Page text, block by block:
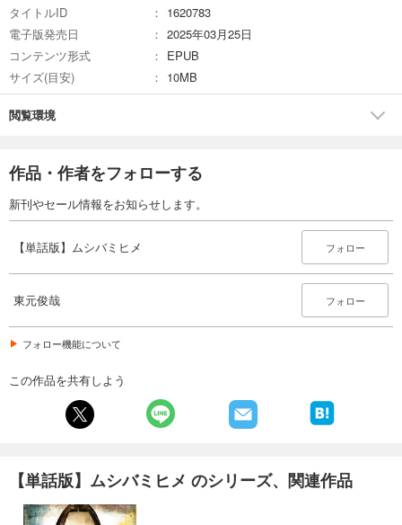
あらすじを表示する
【単話版】ムシバミヒメ 第27話
【単話版】ムシバミヒメ 第28話
110円 (税込)
試し読み
あらすじを表示する
132円 (税込)
あらすじを表示する
【単話版】ムシバミヒメ 第30話
タイトルID
1620783
電子版発売日
2025年03月25日
コンテンツ形式
EPUB
サイズ(目安)
10MB
閲覧環境
作品・作者をフォローする
新刊やセール情報をお知らせします。
【単話版】ムシバミヒメ フォロー
東元俊哉 フォロー
フォロー機能について
この作品を共有しよう
【単話版】ムシバミヒメ のシリーズ、関連作品